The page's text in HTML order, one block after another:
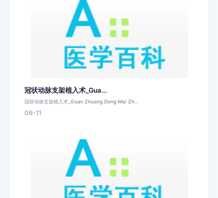
冠状动脉支架植入术_Gua...
冠状动脉支架植入术_Guan Zhuang Dong Mai Zh...
06-11